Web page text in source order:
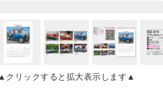
▲クリックすると拡大表示します▲